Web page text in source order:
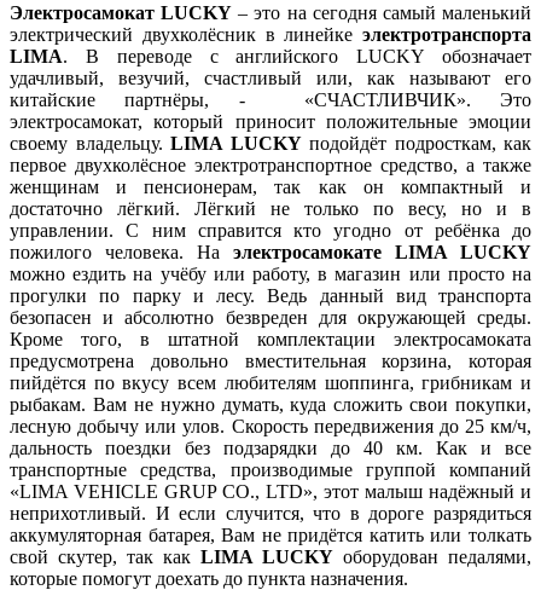
Электросамокат LUCKY – это на сегодня самый маленький
электрический двухколёсник в линейке электротранспорта
LIMA. В переводе с английского LUCKY обозначает
удачливый, везучий, счастливый или, как называют его
китайские партнёры, - «СЧАСТЛИВЧИК». Это
электросамокат, который приносит положительные эмоции
своему владельцу. LIMA LUCKYподойдёт подросткам, как
первое двухколёсное электротранспортное средство, а также
женщинам и пенсионерам, так как он компактный и
достаточно лёгкий. Лёгкий не только по весу, но и в
управлении. С ним справится кто угодно от ребёнка до
пожилого человека. На электросамокате LIMA LUCKY
можно ездить на учёбу или работу, в магазин или просто на
прогулки по парку и лесу. Ведь данный вид транспорта
безопасен и абсолютно безвреден для окружающей среды.
Кроме того, в штатной комплектации электросамоката
предусмотрена довольно вместительная корзина, которая
пийдётся по вкусу всем любителям шоппинга, грибникам и
рыбакам. Вам не нужно думать, куда сложить свои покупки,
лесную добычу или улов. Скорость передвижения до 25 км/ч,
дальность поездки без подзарядки до 40 км. Как и все
транспортные средства, производимые группой компаний
«LIMA VEHICLE GRUP CO., LTD», этот малыш надёжный и
неприхотливый. И если случится, что в дороге разрядиться
аккумуляторная батарея, Вам не придётся катить или толкать
свой скутер, так как LIMA LUCKY оборудован педалями,
которые помогут доехать до пункта назначения.